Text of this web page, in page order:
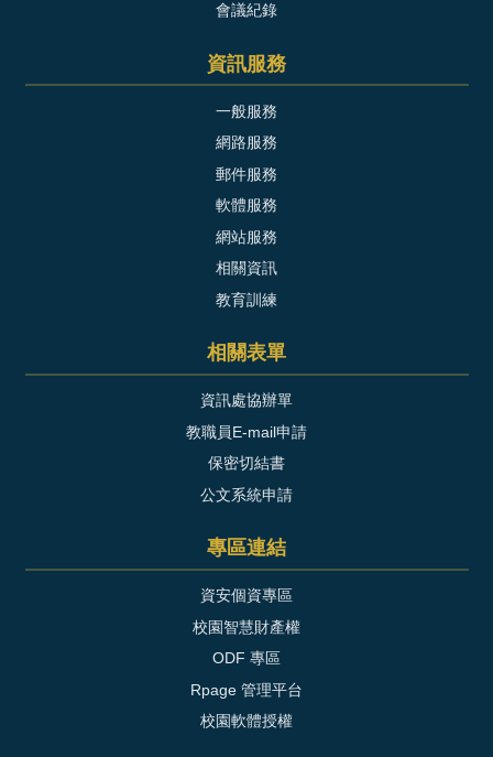
會議紀錄
資訊服務
一般服務
網路服務
郵件服務
軟體服務
網站服務
相關資訊
教育訓練
相關表單
資訊處協辦單
教職員E-mail申請
保密切結書
公文系統申請
專區連結
資安個資專區
校園智慧財產權
ODF 專區
Rpage 管理平台
校園軟體授權